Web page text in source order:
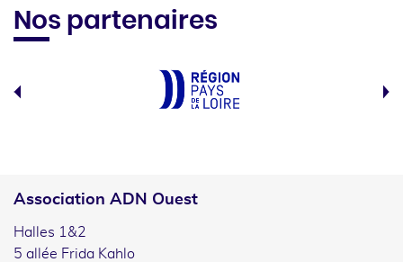
Nos partenaires
Association ADN Ouest
Halles 1&2
5 allée Frida Kahlo